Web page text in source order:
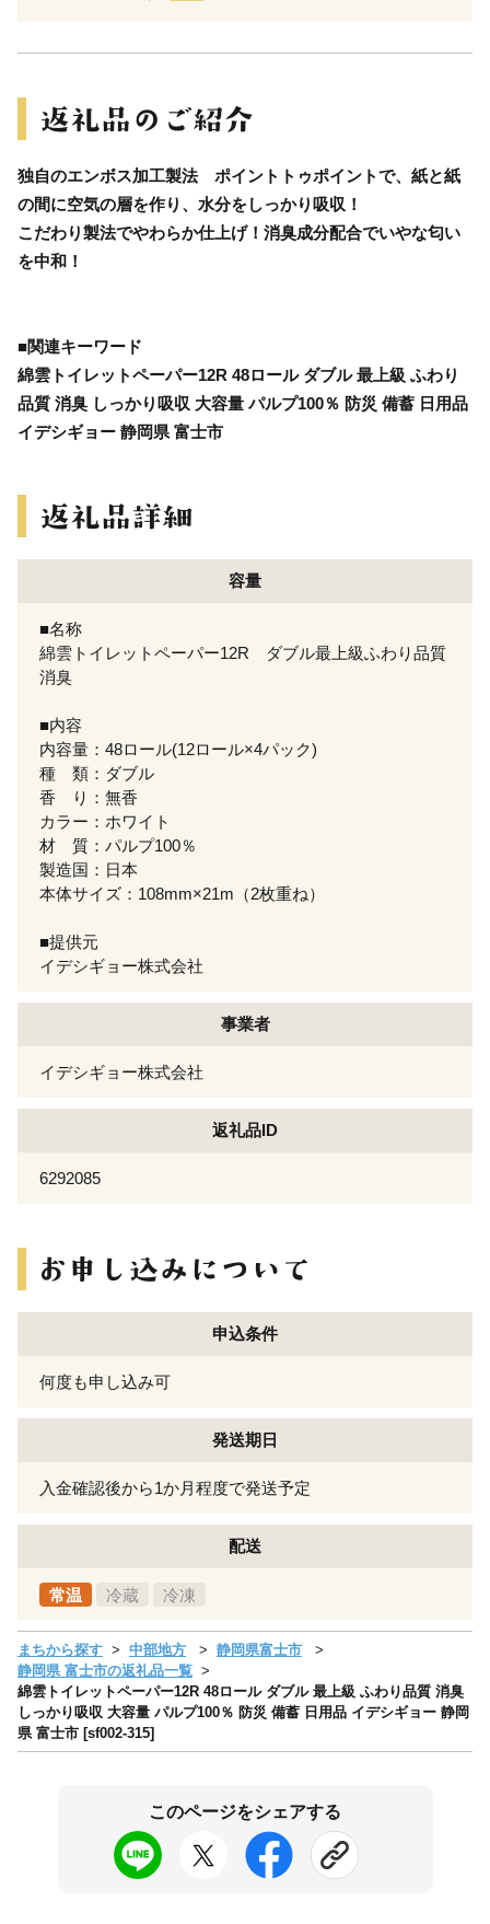
独自のエンボス加工製法 ポイントトゥポイントで、紙と紙
の間に空気の層を作り、水分をしっかり吸収！
こだわり製法でやわらか仕上げ！消臭成分配合でいやな匂い
を中和！
■関連キーワード
綿雲トイレットペーパー12R 48ロール ダブル 最上級 ふわり
品質 消臭 しっかり吸収 大容量 パルプ100％ 防災 備蓄 日用品
イデシギョー 静岡県 富士市
容量
■名称
綿雲トイレットペーパー12R ダブル最上級ふわり品質
消臭
■内容
内容量：48ロール(12ロール×4パック)
種 類：ダブル
香 り：無香
カラー：ホワイト
材 質：パルプ100％
製造国：日本
本体サイズ：108mm×21m（2枚重ね）
■提供元
イデシギョー株式会社
事業者
イデシギョー株式会社
返礼品ID
6292085
申込条件
何度も申し込み可
発送期日
入金確認後から1か月程度で発送予定
配送
常温 冷蔵 冷凍
まちから探す 中部地方
静岡県富士市
静岡県 富士市の返礼品一覧
綿雲トイレットペーパー12R 48ロール ダブル 最上級 ふわり品質 消臭
しっかり吸収 大容量 パルプ100％ 防災 備蓄 日用品 イデシギョー 静岡
県 富士市 [sf002-315]
このページをシェアする